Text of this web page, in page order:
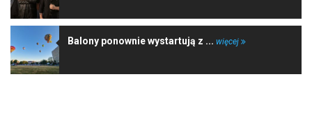
Balony ponownie wystartują z ... więcej